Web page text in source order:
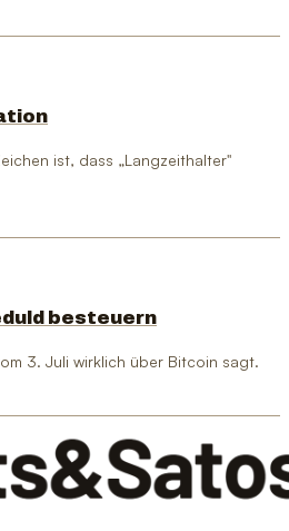
ist, dass „Langzeithalter"
besteuern
3. Juli wirklich über Bitcoin sagt.